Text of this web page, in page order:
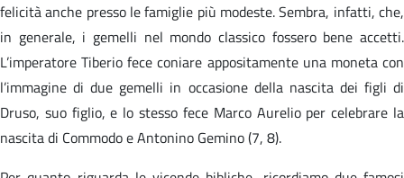
felicità anche presso le famiglie più modeste. Sembra, infatti, che,
in generale, i gemelli nel mondo classico fossero bene accetti.
L’imperatore Tiberio fece coniare appositamente una moneta con
l’immagine di due gemelli in occasione della nascita dei figli di
Druso, suo figlio, e lo stesso fece Marco Aurelio per celebrare la
nascita di Commodo e Antonino Gemino (7, 8).